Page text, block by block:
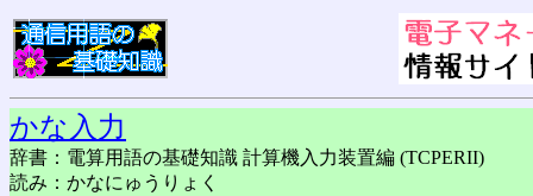
かな入力
辞書：電算用語の基礎知識 計算機入力装置編 (TCPERII)
読み：かなにゅうりょく